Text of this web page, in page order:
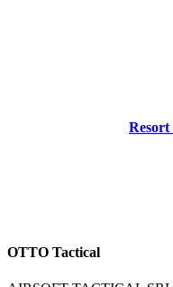
OTTO Tactical